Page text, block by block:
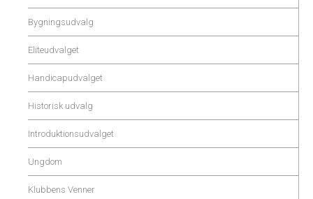
Bygningsudvalg
Eliteudvalget
Handicapudvalget
Historisk udvalg
Introduktionsudvalget
Ungdom
Klubbens Venner